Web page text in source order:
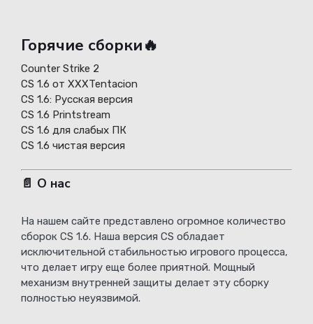
Горячие сборки🔥
Counter Strike 2
CS 1.6 от XXXTentacion
СS 1.6: Русская версия
CS 1.6 Printstream
CS 1.6 для слабых ПК
CS 1.6 чистая версия
📄 О нас
На нашем сайте представлено огромное количество
сборок CS 1.6. Наша версия CS обладает
исключительной стабильностью игрового процесса,
что делает игру еще более приятной. Мощный
механизм внутренней защиты делает эту сборку
полностью неуязвимой.